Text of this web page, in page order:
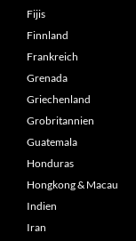
Fijis
Finnland
Frankreich
Grenada
Griechenland
Grobritannien
Guatemala
Honduras
Hongkong & Macau
Indien
Iran